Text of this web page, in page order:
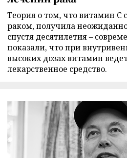
Теория о том, что витамин C
раком, получила
спустя десятилетия –
показали, что при
высоких дозах витамин
лекарственное средство.